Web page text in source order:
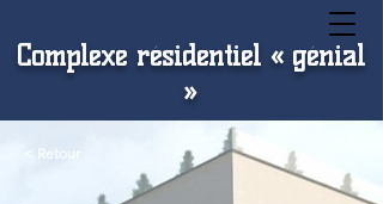
Complexe résidentiel « génial
»
< Retour